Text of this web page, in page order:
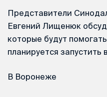
Представители
Евгений Лищенюк
которые будут
планируется
В Воронеже